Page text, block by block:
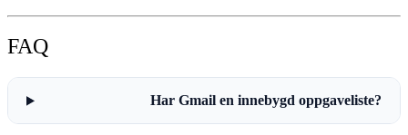
FAQ
Har Gmail en innebygd oppgaveliste?